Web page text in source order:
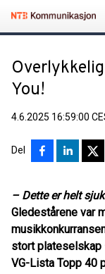
You!
4.6.2025 16:59:00
Del
– Dette er helt
Gledestårene var
stort plateselskap
VG-Lista Topp 40